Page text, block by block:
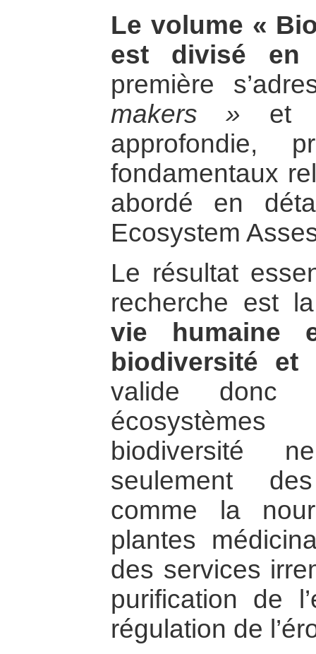
Le volume «
est divisé en
première
makers » et
approfondie,
fondamentaux
abordé en
Ecosystem
Le résultat
recherche est
vie humaine
biodiversité et
valide
biodiversité
seulement
comme la
plantes
des services
purification de
régulation de